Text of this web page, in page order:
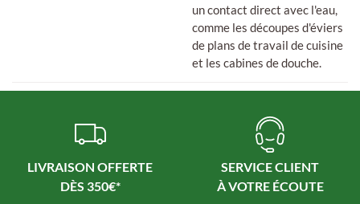
un contact direct avec l'eau,
comme les découpes d'éviers
de plans de travail de cuisine
et les cabines de douche.
LIVRAISON OFFERTE
DÈS 350€*
SERVICE CLIENT
À VOTRE ÉCOUTE